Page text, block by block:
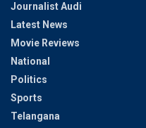
Journalist Audi
Latest News
Movie Reviews
National
Politics
Sports
Telangana